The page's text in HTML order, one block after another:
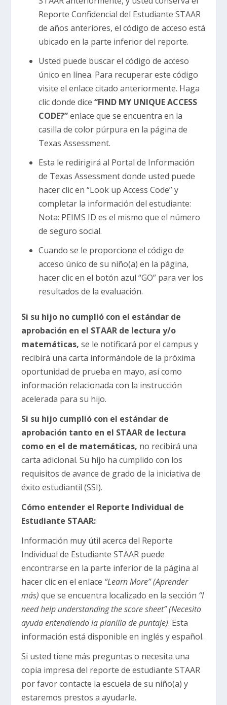
Reporte Confidencial del Estudiante STAAR
de años anteriores, el código de acceso está
ubicado en la parte inferior del reporte.
Usted puede buscar el código de acceso
único en línea. Para recuperar este código
visite el enlace citado anteriormente. Haga
clic donde dice “FIND MY UNIQUE ACCESS
CODE?”enlace que se encuentra en la
casilla de color púrpura en la página de
Texas Assessment.
Esta le redirigirá al Portal de Información
de Texas Assessment donde usted puede
hacer clic en “Look up Access Code” y
completar la información del estudiante:
Nota: PEIMS ID es el mismo que el número
de seguro social.
Cuando se le proporcione el código de
acceso único de su niño(a) en la página,
hacer clic en el botón azul “GO” para ver los
resultados de la evaluación.
Si su hijo no cumplió con el estándar de
aprobación en el STAAR de lectura y/o
matemáticas, se le notificará por el campus y
recibirá una carta informándole de la próxima
oportunidad de prueba en mayo, así como
información relacionada con la instrucción
acelerada para su hijo.
Si su hijo cumplió con el estándar de
aprobación tanto en el STAAR de lectura
como en el de matemáticas, no recibirá una
carta adicional. Su hijo ha cumplido con los
requisitos de avance de grado de la iniciativa de
éxito estudiantil (SSI).
Cómo entender el Reporte Individual de
Estudiante STAAR:
Información muy útil acerca del Reporte
Individual de Estudiante STAAR puede
encontrarse en la parte inferior de la página al
hacer clic en el enlace “Learn More” (Aprender
más) que se encuentra localizado en la sección “I
need help understanding the score sheet” (Necesito
ayuda entendiendo la planilla de puntaje). Esta
información está disponible en inglés y español.
Si usted tiene más preguntas o necesita una
copia impresa del reporte de estudiante STAAR
por favor contacte la escuela de su niño(a) y
estaremos prestos a ayudarle.